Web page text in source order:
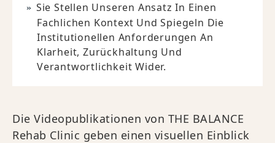
Sie Stellen Unseren Ansatz In Einen
Fachlichen Kontext Und Spiegeln Die
Institutionellen Anforderungen An
Klarheit, Zurückhaltung Und
Verantwortlichkeit Wider.
Die Videopublikationen von THE BALANCE
Rehab Clinic geben einen visuellen Einblick